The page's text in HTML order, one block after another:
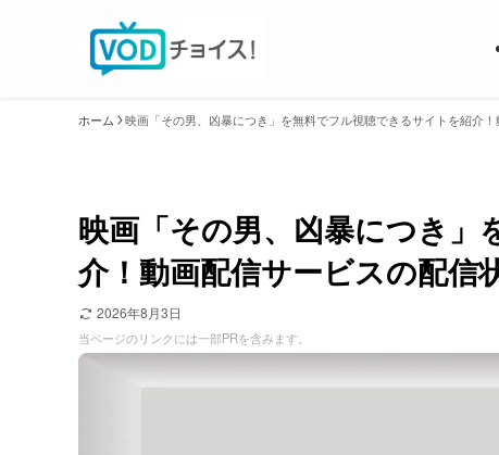
ホーム 映画「その男、凶暴につき」を無料でフル視聴できるサイトを紹介
映画「その男、凶暴につき
介！動画配信サービスの配信
2026年8月3日
当ページのリンクには一部PRを含みます。